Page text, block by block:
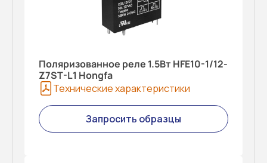
Поляризованное реле 1.5Вт HFE10-1/12-
Z7ST-L1 Hongfa
Технические характеристики
Запросить образцы